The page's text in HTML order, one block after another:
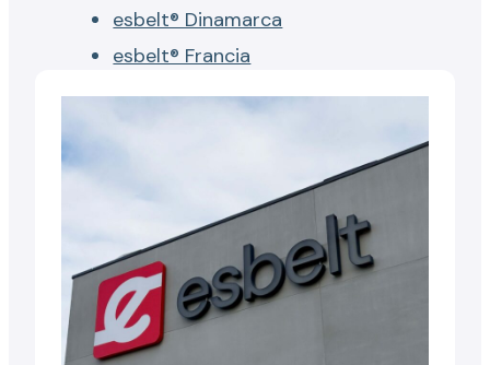
esbelt® Dinamarca
esbelt® Francia